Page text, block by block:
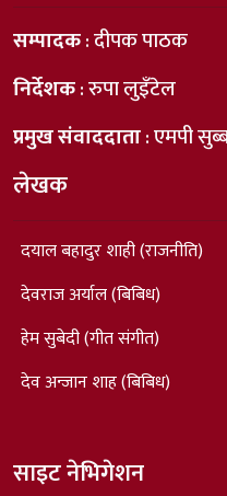
सम्पादक: दीपक पाठक
निर्देशक: रुपा लुइँटेल
प्रमुख संवाददाता: एमपी
लेखक
दयाल बहादुर शाही (राजनीति)
देवराज अर्याल (बिबिध)
हेम सुबेदी (गीत संगीत)
देव अन्जान शाह (बिबिध)
साइट नेभिगेशन